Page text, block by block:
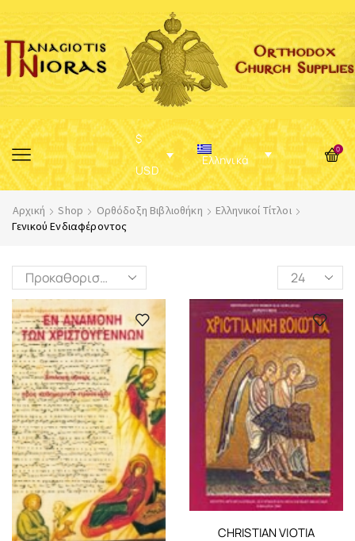
$
USD
Ελληνικά
0
Αρχική Shop Ορθόδοξη Βιβλιοθήκη
Ελληνικοί Τίτλοι
Γενικού Ενδιαφέροντος
CHRISTIAN VIOTIA